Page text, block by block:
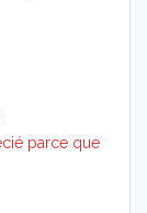
parce que